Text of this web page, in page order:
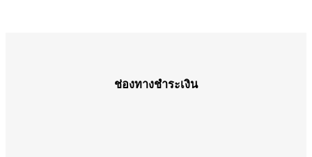
ช่องทางชำระเงิน